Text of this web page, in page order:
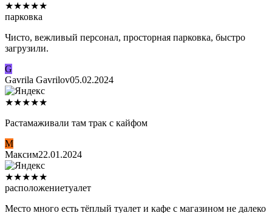
★★★★★
парковка
Чисто, вежливый персонал, просторная парковка, быстро
загрузили.
G
Gavrila Gavrilov05.02.2024
★★★★★
Растамаживали там трак с кайфом
М
Максим22.01.2024
★★★★★
расположениетуалет
Место много есть тёплый туалет и кафе с магазином не далеко